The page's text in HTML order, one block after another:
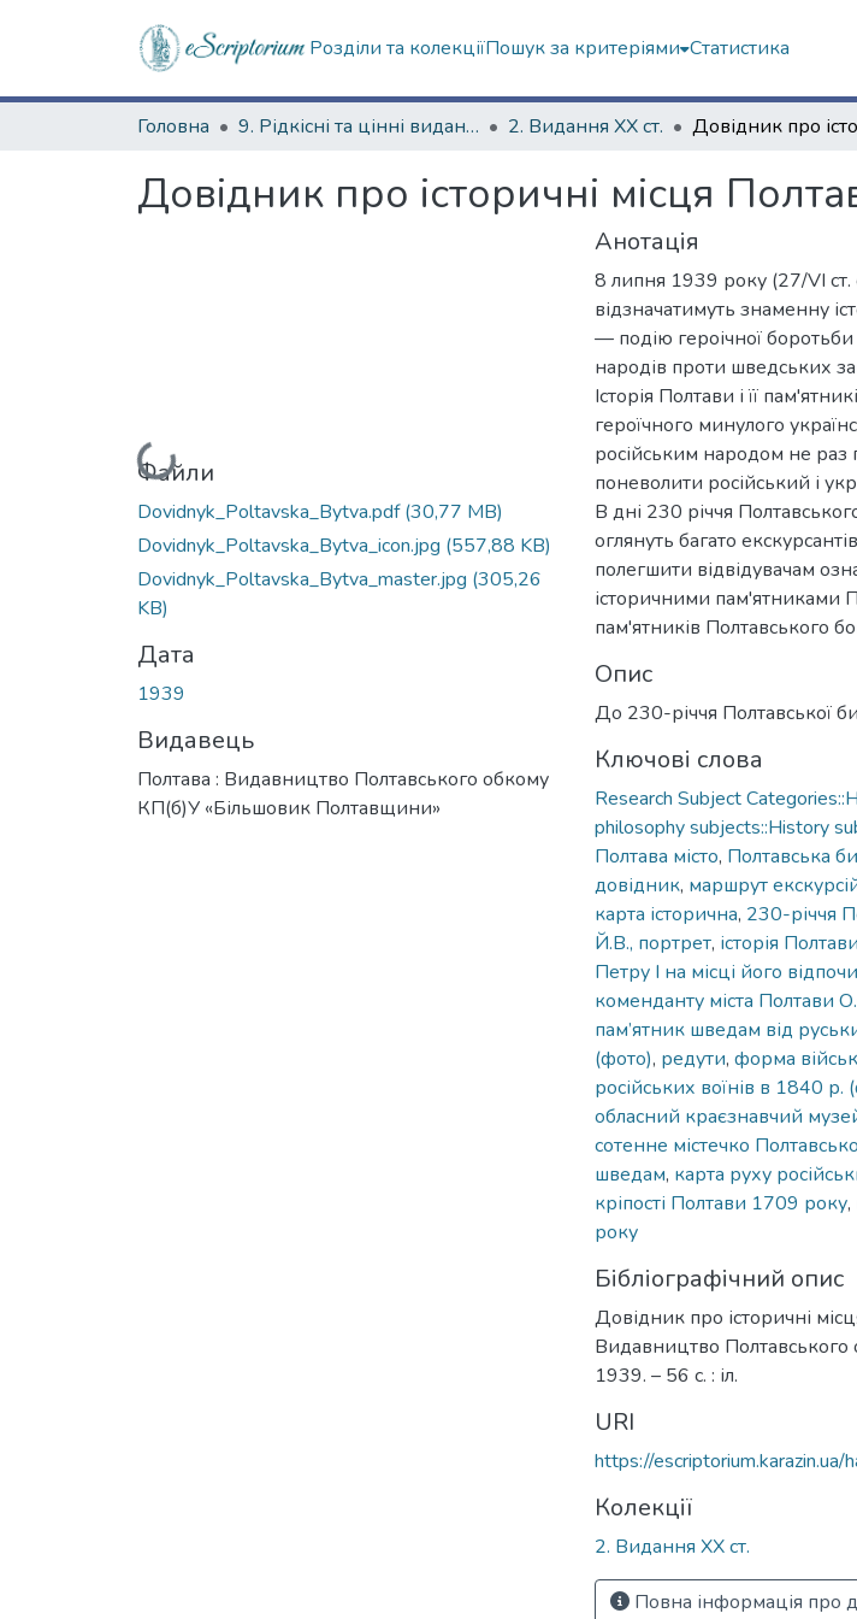
Розділи та колекціїПошук за критеріями Статистика
Головна 9. Рідкісні та цінні видання 2. Видання ХХ ст.
Довідник про історичні місця
Вантажиться...
Файли
Dovidnyk_Poltavska_Bytva.pdf(30,77 MB)
Dovidnyk_Poltavska_Bytva_icon.jpg (557,88 KB)
Dovidnyk_Poltavska_Bytva_master.jpg (305,26
KB)
Дата
1939
Видавець
Полтава : Видавництво Полтавського обкому
КП(б)У «Більшовик Полтавщини»
Анотація
8 липня 1939 року (27/VI
відзначатимуть знаменну
— подію героічної боротьби
народів проти шведських
Історія Полтави і її
героїчного минулого
російським народом не раз
поневолити російський і
В дні 230 річчя
оглянуть багато
полегшити відвідувачам
історичними пам'ятниками
пам'ятників Полтавського
Опис
До 230-річчя Полтавської
Ключові слова
Research Subject
philosophy subjects::History
Полтава місто, Полтавська
довідник, маршрут
карта історична, 230-річчя
Й.В., портрет, історія Полтави
Петру І на місці його
коменданту міста Полтави
пам’ятник шведам від
(фото), редути, форма
російських воїнів в 1840 р.
обласний краєзнавчий
сотенне містечко
шведам, карта руху
кріпості Полтави 1709 року,
року
Бібліографічний опис
Довідник про історичні
Видавництво
1939. – 56 с. : іл.
URI
https://
Колекції
2. Видання ХХ ст.
Повна інформація про